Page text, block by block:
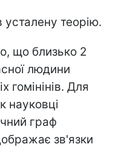
усталену теорію.
що близько 2
людини
гомінінів. Для
науковці
граф
зв'язки